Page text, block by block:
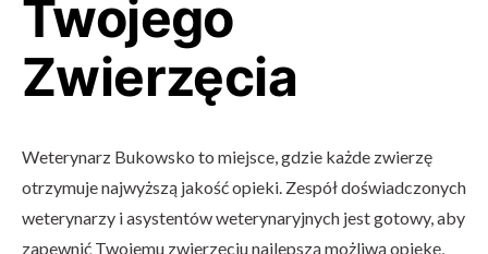
Twojego
Zwierzęcia
Weterynarz Bukowsko to miejsce, gdzie każde zwierzę
otrzymuje najwyższą jakość opieki. Zespół doświadczonych
weterynarzy i asystentów weterynaryjnych jest gotowy, aby
zapewnić Twojemu zwierzęciu najlepszą możliwą opiekę,